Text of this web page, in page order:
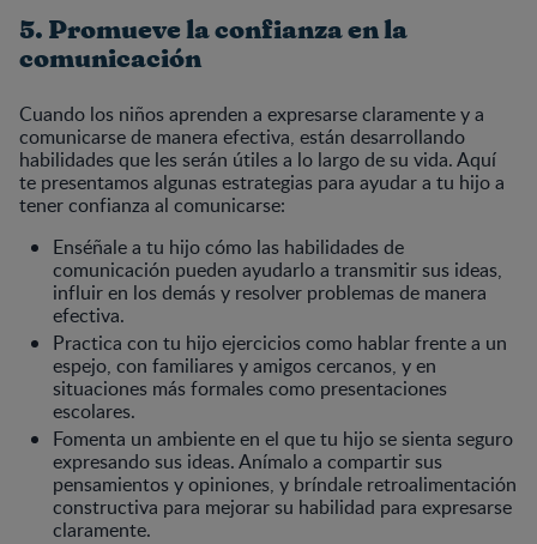
5. Promueve la confianza en la
comunicación
Cuando los niños aprenden a expresarse claramente y a
comunicarse de manera efectiva, están desarrollando
habilidades que les serán útiles a lo largo de su vida. Aquí
te presentamos algunas estrategias para ayudar a tu hijo a
tener confianza al comunicarse:
Enséñale a tu hijo cómo las habilidades de
comunicación pueden ayudarlo a transmitir sus ideas,
influir en los demás y resolver problemas de manera
efectiva.
Practica con tu hijo ejercicios como hablar frente a un
espejo, con familiares y amigos cercanos, y en
situaciones más formales como presentaciones
escolares.
Fomenta un ambiente en el que tu hijo se sienta seguro
expresando sus ideas. Anímalo a compartir sus
pensamientos y opiniones, y bríndale retroalimentación
constructiva para mejorar su habilidad para expresarse
claramente.